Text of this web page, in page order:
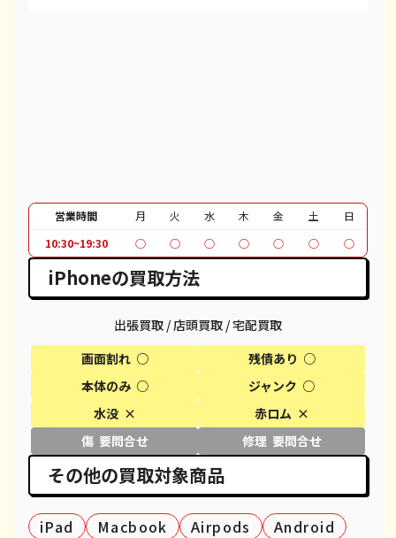
iPhone 11 Pro Max
iPhone XS
iPhone XS Max
iPhone X
iPhone 8 Plus
iPhone 8
都度見積(非公開)
都度見積(非公開)
都度見積(非公開)
都度見積(非公開)
都度見積(非公開)
¥39,600
¥20,600
¥26,100
¥14,100
¥9,100
営業時間 月 火 水 木 金 土
日
10:30~19:30
○ ○ ○ ○ ○ ○ ○
iPhoneの買取方法
出張買取 / 店頭買取 / 宅配買取
画面割れ ○
残債あり ○
本体のみ ○
ジャンク ○
水没 ×
赤ロム ×
傷 要問合せ
修理 要問合せ
その他の買取対象商品
iPad Macbook Airpods
Android